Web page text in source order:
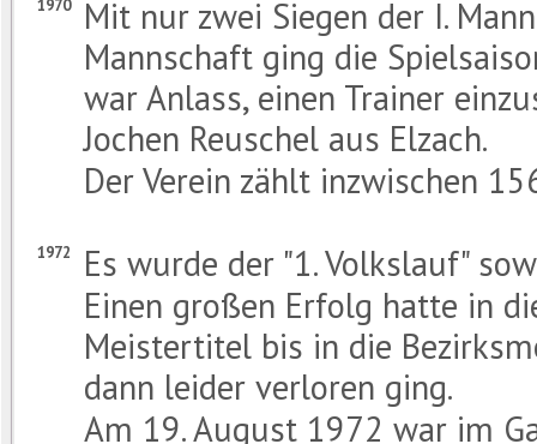
1970
Mit nur zwei Siegen der I.
Mannschaft ging die
war Anlass, einen Trainer
Jochen Reuschel aus Elzach.
Der Verein zählt inzwischen
1972
Es wurde der "1. Volkslauf"
Einen großen Erfolg hatte in
Meistertitel bis in die
dann leider verloren ging.
Am 19. August 1972 war im